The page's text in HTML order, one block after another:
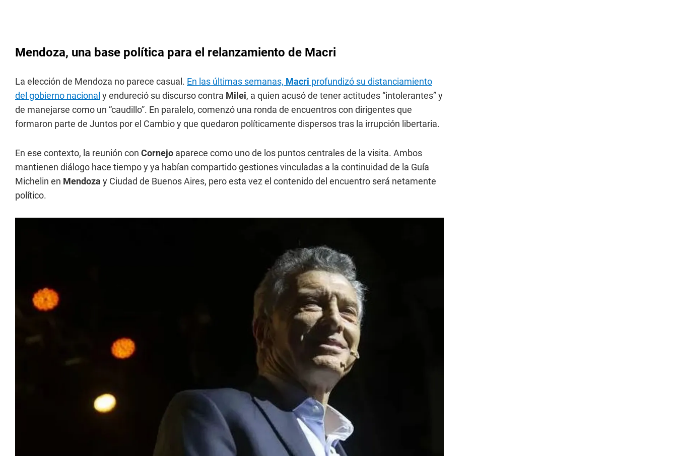
Mendoza, una base política para el relanzamiento de Macri
La elección de Mendoza no parece casual. En las últimas semanas, Macri profundizó su distanciamiento
del gobierno nacional y endureció su discurso contra Milei, a quien acusó de tener actitudes “intolerantes” y
de manejarse como un “caudillo”. En paralelo, comenzó una ronda de encuentros con dirigentes que
formaron parte de Juntos por el Cambio y que quedaron políticamente dispersos tras la irrupción libertaria.
En ese contexto, la reunión con Cornejo aparece como uno de los puntos centrales de la visita. Ambos
mantienen diálogo hace tiempo y ya habían compartido gestiones vinculadas a la continuidad de la Guía
Michelin en Mendoza y Ciudad de Buenos Aires, pero esta vez el contenido del encuentro será netamente
político.